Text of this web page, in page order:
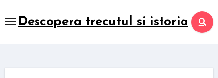
to
Descopera trecutul si istoria